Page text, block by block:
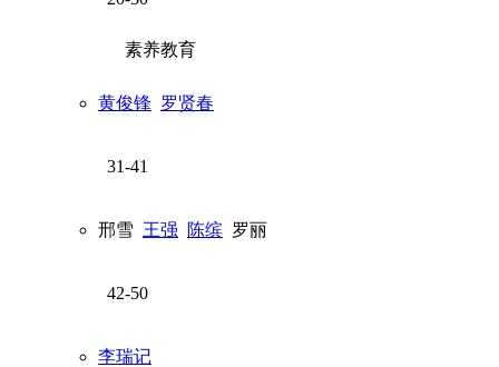
素养教育
黄俊锋 罗贤春
31-41
邢雪 王强 陈缤 罗丽
42-50
李瑞记